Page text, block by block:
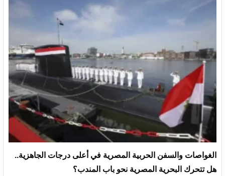
الغواصات والسفن الحربية المصرية في أعلى درجات الجاهزية..
هل تتحرك البحرية المصرية نحو باب المندب؟